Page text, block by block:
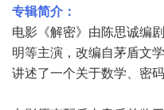
专辑简介：
电影《解密》由陈思诚编
明等主演，改编自茅盾文
讲述了一个关于数学、密